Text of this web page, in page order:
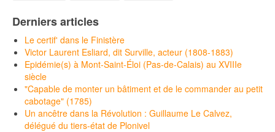
Derniers articles
Le certif' dans le Finistère
Victor Laurent Esliard, dit Surville, acteur (1808-1883)
Epidémie(s) à Mont-Saint-Éloi (Pas-de-Calais) au XVIIIe
siècle
"Capable de monter un bâtiment et de le commander au petit
cabotage" (1785)
Un ancêtre dans la Révolution : Guillaume Le Calvez,
délégué du tiers-état de Plonivel